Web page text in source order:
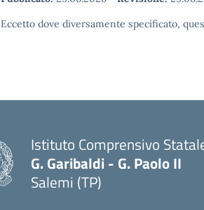
Eccetto dove diversamente specificato,
Istituto Comprensivo
G. Garibaldi - G. Paolo II
Salemi (TP)